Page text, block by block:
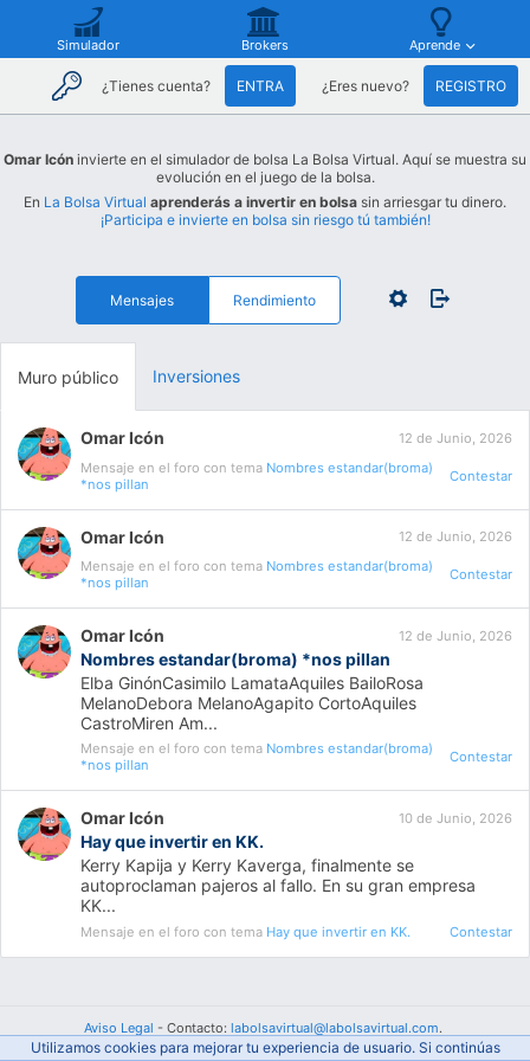
Simulador Brokers Aprende
¿Tienes cuenta? ENTRA ¿Eres nuevo? REGISTRO
Omar Icón invierte en el simulador de bolsa La Bolsa Virtual. Aquí se muestra su
evolución en el juego de la bolsa.
En La Bolsa Virtual aprenderás a invertir en bolsa sin arriesgar tu dinero.
¡Participa e invierte en bolsa sin riesgo tú también!
Mensajes Rendimiento
Muro público Inversiones
Omar Icón
12 de Junio, 2026
Mensaje en el foro con tema Nombres estandar(broma)
*nos pillan
Contestar
Omar Icón
12 de Junio, 2026
Mensaje en el foro con tema Nombres estandar(broma)
*nos pillan
Contestar
Omar Icón 12 de Junio, 2026
Nombres estandar(broma) *nos pillan
Elba GinónCasimilo LamataAquiles BailoRosa
MelanoDebora MelanoAgapito CortoAquiles
CastroMiren Am...
Mensaje en el foro con tema Nombres estandar(broma)
*nos pillan
Contestar
Omar Icón 10 de Junio, 2026
Hay que invertir en KK.
Kerry Kapija y Kerry Kaverga, finalmente se
autoproclaman pajeros al fallo. En su gran empresa
KK...
Mensaje en el foro con tema Hay que invertir en KK. Contestar
Aviso Legal - Contacto: labolsavirtual@labolsavirtual.com.
Utilizamos cookies para mejorar tu experiencia de usuario. Si continúas